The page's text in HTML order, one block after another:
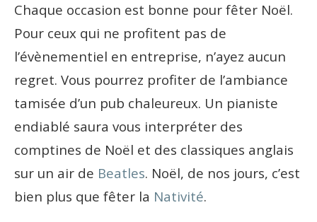
Chaque occasion est bonne pour fêter Noël.
Pour ceux qui ne profitent pas de
l’évènementiel en entreprise, n’ayez aucun
regret. Vous pourrez profiter de l’ambiance
tamisée d’un pub chaleureux. Un pianiste
endiablé saura vous interpréter des
comptines de Noël et des classiques anglais
sur un air de Beatles. Noël, de nos jours, c’est
bien plus que fêter la Nativité.